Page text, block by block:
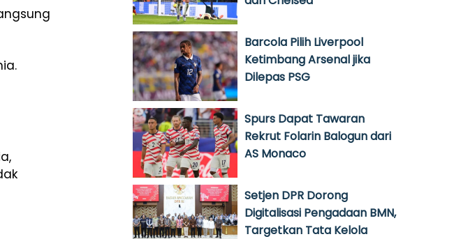
Barcola Pilih Liverpool
Ketimbang Arsenal jika
Dilepas PSG
Spurs Dapat Tawaran
Rekrut Folarin Balogun dari
AS Monaco
Setjen DPR Dorong
Digitalisasi Pengadaan BMN,
Targetkan Tata Kelola